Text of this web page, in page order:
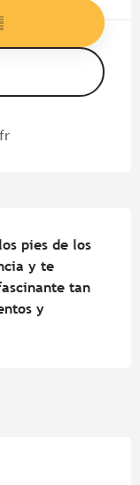
pies de los
y te
tan
y